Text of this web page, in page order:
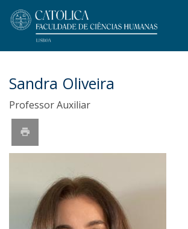
Sandra Oliveira
Professor Auxiliar